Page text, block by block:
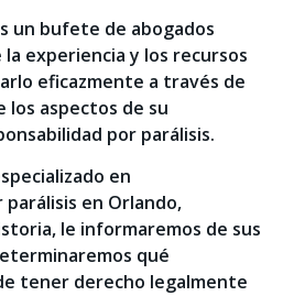
un bufete de abogados
experiencia y los recursos
eficazmente a través de
los aspectos de su
por parálisis.
en
en Orlando,
le informaremos de sus
qué
tener derecho legalmente